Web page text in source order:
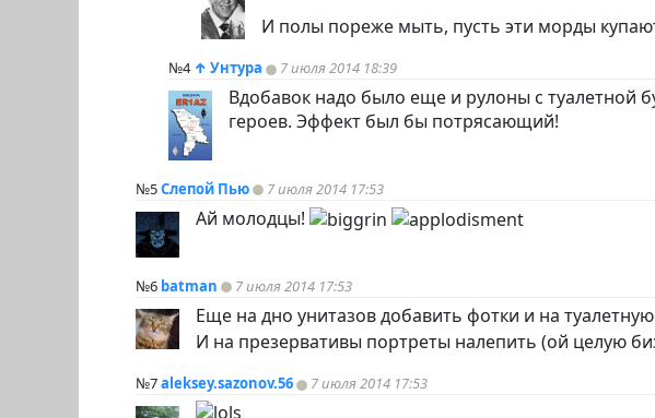
И полы пореже мыть, пусть эти морды
№4 ↑ Унтура 7 июля 2014 18:39
Вдобавок надо было еще и рулоны с туалетной
героев. Эффект был бы потрясающий!
№5Слепой Пью 7 июля 2014 17:53
Ай молодцы!
№6 batman 7 июля 2014 17:53
Еще на дно унитазов добавить фотки и на
И на презервативы портреты налепить (ой целую
№7aleksey.sazonov.56 7 июля 2014 17:53